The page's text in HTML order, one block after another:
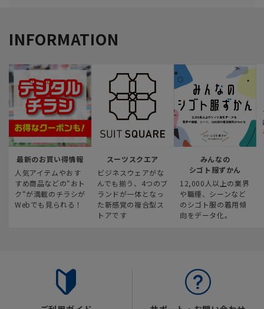
INFORMATION
最新のお買い得情報
人気アイテムやおす
すめ商品などの“おト
ク“が満載のチラシが
Webでも見られる！
スーツスクエア
ビジネスウェアがな
んでも揃う、4つのブ
ランドが一体となっ
た新感覚の複合型ス
トアです
みんなの
シゴト服ずかん
12,000人以上の業界
や職種、シーンなど
のシゴト服の着用傾
向をデータ化。